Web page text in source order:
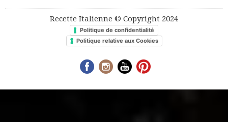
Recette Italienne © Copyright 2024
Politique de confidentialité
Politique relative aux Cookies